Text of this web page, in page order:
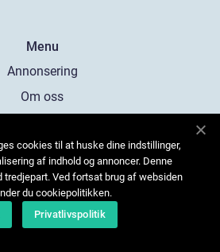
Menu
Annonsering
Om oss
Kontakta oss
Sitemap
cookies til at huske dine indstillinger,
af indhold og annoncer. Denne
tredjepart. Ved fortsat brug af websiden
du cookiepolitikken.
Privatlivspolitik